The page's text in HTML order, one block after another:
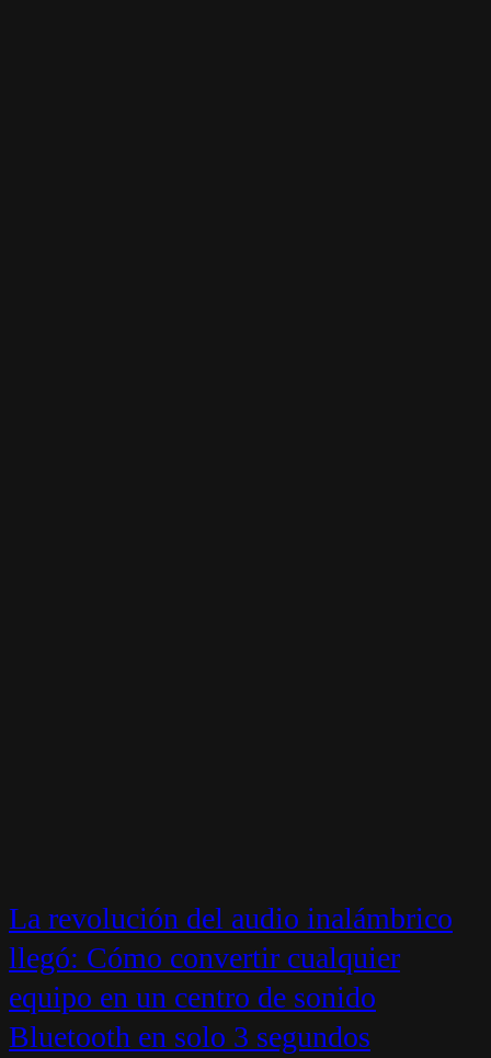
La revolución del audio inalámbrico
llegó: Cómo convertir cualquier
equipo en un centro de sonido
Bluetooth en solo 3 segundos